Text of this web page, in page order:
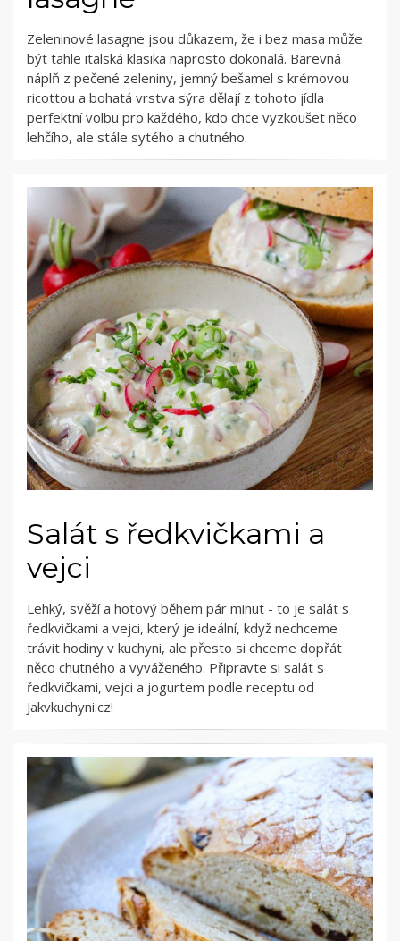
Zeleninové lasagne jsou důkazem, že i bez masa může
být tahle italská klasika naprosto dokonalá. Barevná
náplň z pečené zeleniny, jemný bešamel s krémovou
ricottou a bohatá vrstva sýra dělají z tohoto jídla
perfektní volbu pro každého, kdo chce vyzkoušet něco
lehčího, ale stále sytého a chutného.
Salát s ředkvičkami a
vejci
Lehký, svěží a hotový během pár minut - to je salát s
ředkvičkami a vejci, který je ideální, když nechceme
trávit hodiny v kuchyni, ale přesto si chceme dopřát
něco chutného a vyváženého. Připravte si salát s
ředkvičkami, vejci a jogurtem podle receptu od
Jakvkuchyni.cz!